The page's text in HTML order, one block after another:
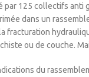
par 125 collectifs anti
dans un
fracturation
ou de couche.
du